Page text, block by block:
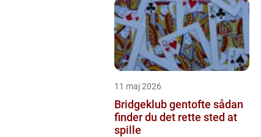
11 maj 2026
Bridgeklub gentofte sådan
finder du det rette sted at
spille